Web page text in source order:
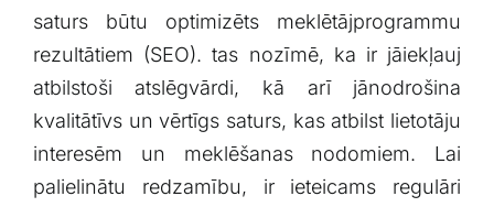
saturs būtu‌ optimizēts ⁣meklētājprogrammu
rezultātiem (SEO).​ tas nozīmē, ka‍ ir​ jāiekļauj⁣
atbilstoši ⁤atslēgvārdi, kā⁣ arī jānodrošina
kvalitātīvs ⁣un vērtīgs‍ saturs, kas atbilst lietotāju
interesēm un meklēšanas nodomiem. Lai
palielinātu redzamību, ‌ir ieteicams regulāri